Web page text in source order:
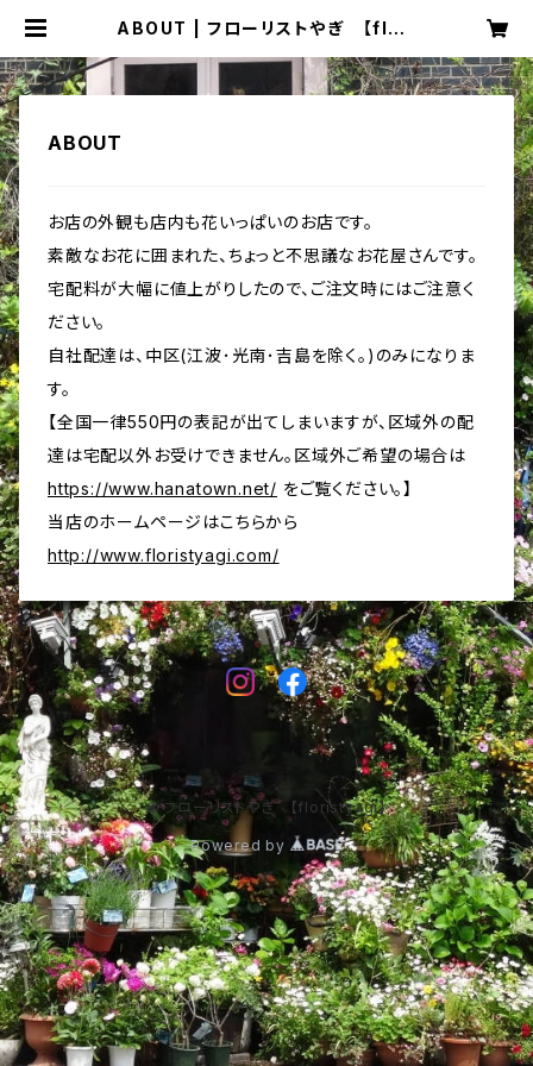
ABOUT | フローリストやぎ 【flori
ABOUT
お店の外観も店内も花いっぱいのお店です。
素敵なお花に囲まれた、ちょっと不思議なお花屋さんです。
宅配料が大幅に値上がりしたので、ご注文時にはご注意く
ださい。
自社配達は、中区(江波･光南･吉島を除く。)のみになりま
す。
【全国一律550円の表記が出てしまいますが、区域外の配
達は宅配以外お受けできません。区域外ご希望の場合は
https://www.hanatown.net/ をご覧ください。】
当店のホームページはこちらから
http://www.floristyagi.com/
© フローリストやぎ 【floristyagi】
Powered by